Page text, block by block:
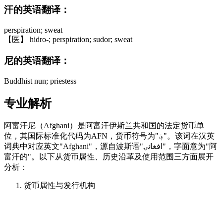
汗的英语翻译：
perspiration; sweat
【医】 hidro-; perspiration; sudor; sweat
尼的英语翻译：
Buddhist nun; priestess
专业解析
阿富汗尼（Afghani）是阿富汗伊斯兰共和国的法定货币单
位，其国际标准化代码为AFN，货币符号为"؋"。该词在汉英
词典中对应英文"Afghani"，源自波斯语"افغانۍ"，字面意为"阿
富汗的"。以下从货币属性、历史沿革及使用范围三方面展开
分析：
货币属性与发行机构